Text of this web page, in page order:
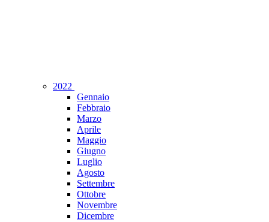
2022
Gennaio
Febbraio
Marzo
Aprile
Maggio
Giugno
Luglio
Agosto
Settembre
Ottobre
Novembre
Dicembre